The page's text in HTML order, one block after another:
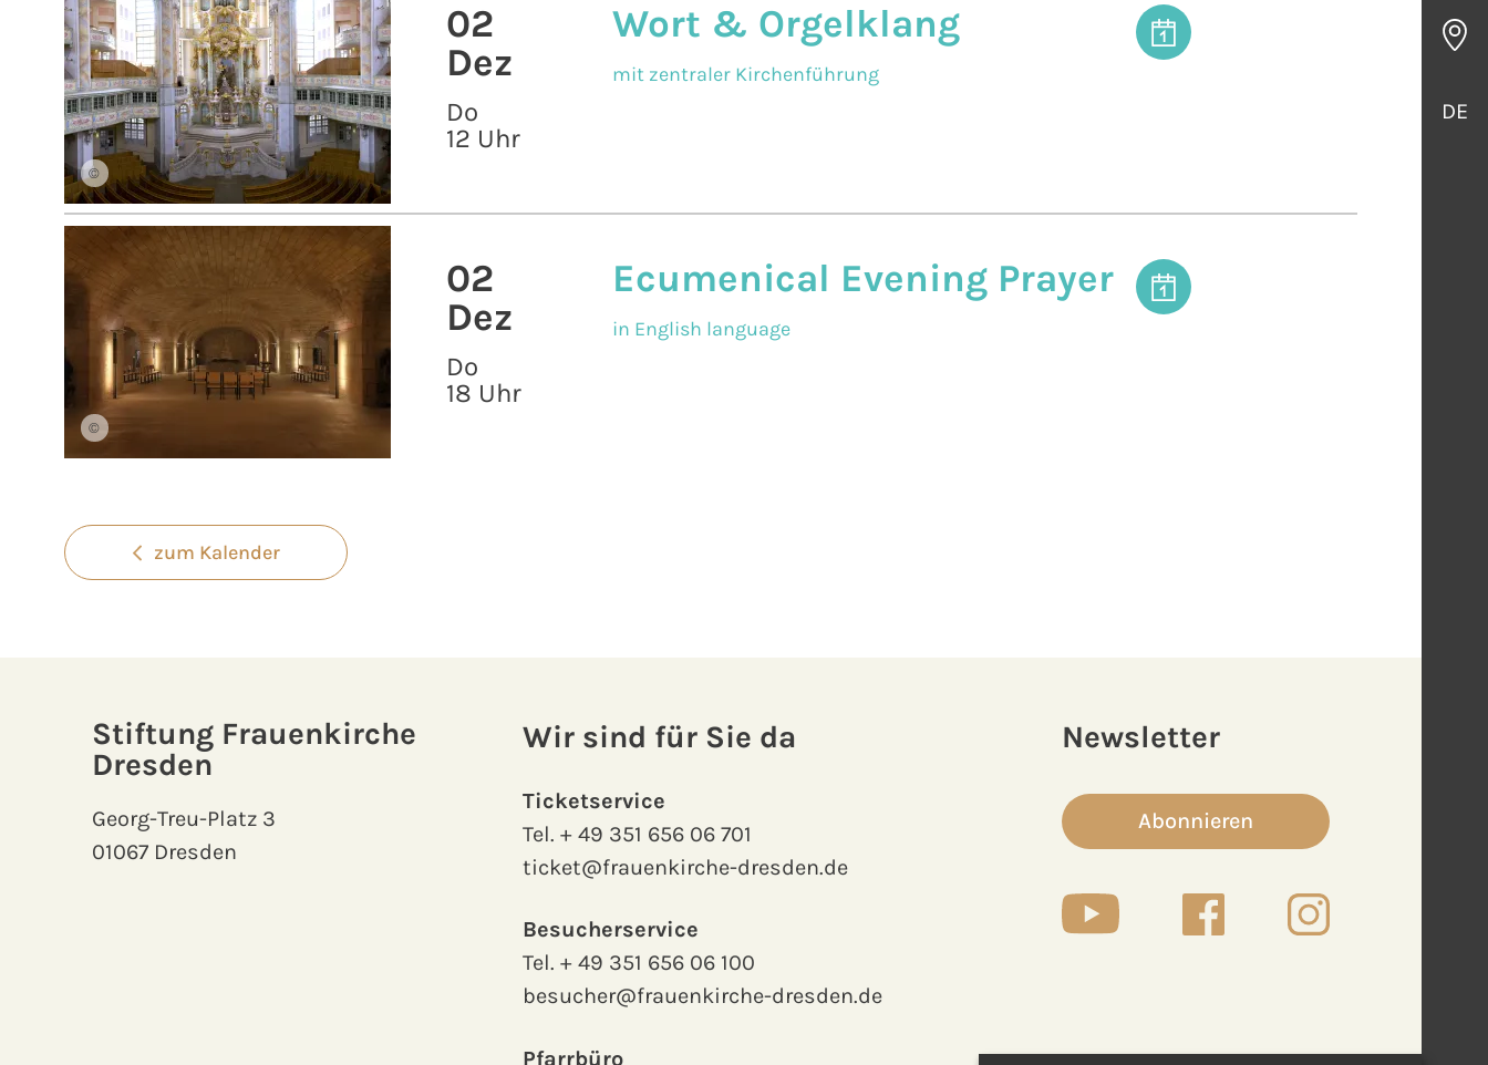
©
02
Dez
Do
12 Uhr
Wort & Orgelklang
mit zentraler Kirchenführung
©
02
Dez
Do
18 Uhr
Ecumenical Evening Prayer
in English language
zum Kalender
Stiftung Frauenkirche
Dresden
Georg-Treu-Platz 3
01067 Dresden
Wir sind für Sie da
Ticketservice
Tel.+ 49 351 656 06 701
ticket@frauenkirche-dresden.de
Besucherservice
Tel.+ 49 351 656 06 100
besucher@frauenkirche-dresden.de
Pfarrbüro
Newsletter
Abonnieren
DE